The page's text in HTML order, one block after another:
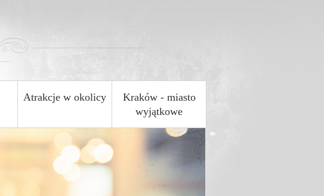
Atrakcje w okolicy
Kraków - miasto
wyjątkowe